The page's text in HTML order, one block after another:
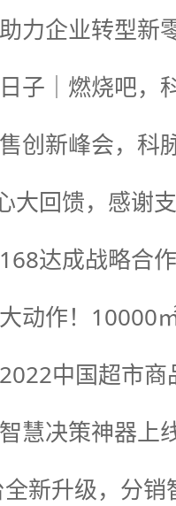
子｜燃烧吧，
大回馈，感谢
中国超市商
慧决策神器上
全新升级，分销